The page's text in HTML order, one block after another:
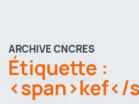
ARCHIVE CNCRES
Étiquette :
<span>kef</